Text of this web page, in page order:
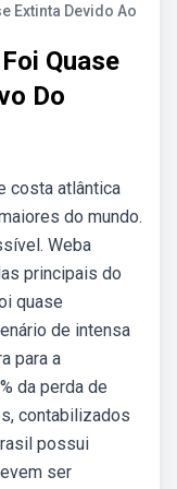
Extinta Devido Ao
Quase
Do
costa atlântica
do mundo.
Weba
principais do
quase
de intensa
para a
da perda de
contabilizados
possui
ser